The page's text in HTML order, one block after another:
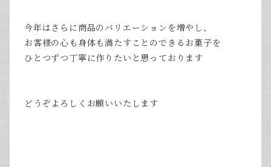
今年はさらに商品のバリエーションを増やし、
お客様の心も身体も満たすことのできるお菓子を
ひとつずつ丁寧に作りたいと思っております
どうぞよろしくお願いいたします